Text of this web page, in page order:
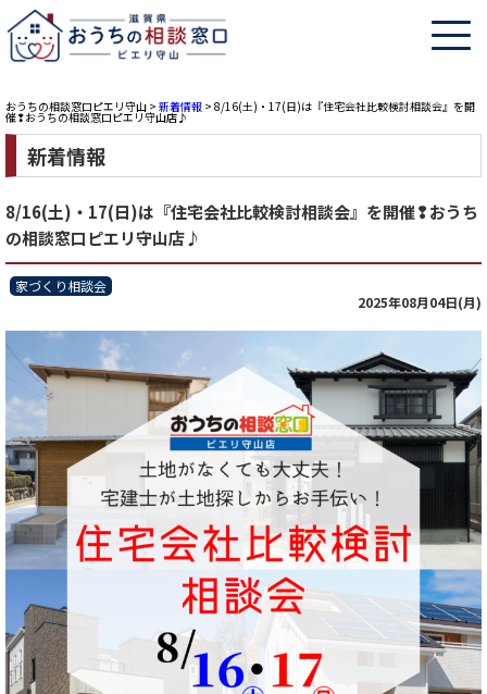
おうちの相談窓口ピエリ守山 > 新着情報 > 8/16(土)・17(日)は『住宅会社比較検討相談会』を開
催❢おうちの相談窓口ピエリ守山店♪
新着情報
8/16(土)・17(日)は『住宅会社比較検討相談会』を開催❢おうち
の相談窓口ピエリ守山店♪
家づくり相談会
2025年08月04日(月)